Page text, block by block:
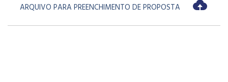
ARQUIVO PARA PREENCHIMENTO DE PROPOSTA